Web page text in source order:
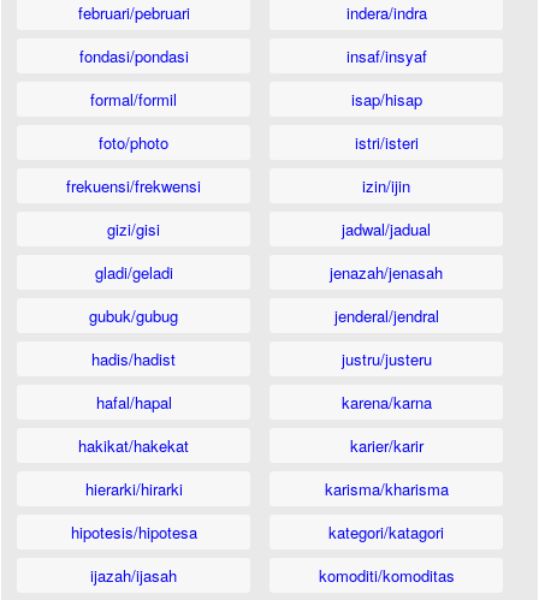
februari/pebruari
fondasi/pondasi
formal/formil
foto/photo
frekuensi/frekwensi
gizi/gisi
gladi/geladi
gubuk/gubug
hadis/hadist
hafal/hapal
hakikat/hakekat
hierarki/hirarki
hipotesis/hipotesa
ijazah/ijasah
indera/indra
insaf/insyaf
isap/hisap
istri/isteri
izin/ijin
jadwal/jadual
jenazah/jenasah
jenderal/jendral
justru/justeru
karena/karna
karier/karir
karisma/kharisma
kategori/katagori
komoditi/komoditas